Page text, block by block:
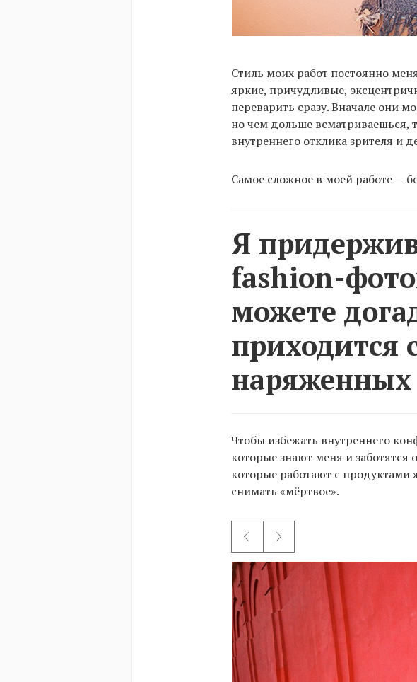
Стиль моих работ постоянно
яркие, причудливые,
переварить сразу. Вначале они
но чем дольше всматриваешься,
внутреннего отклика зрителя и
Самое сложное в моей работе —
Я
fashion-
можете
приходится
Чтобы избежать внутреннего
которые знают меня и
которые работают с продуктами
снимать «мёртвое».